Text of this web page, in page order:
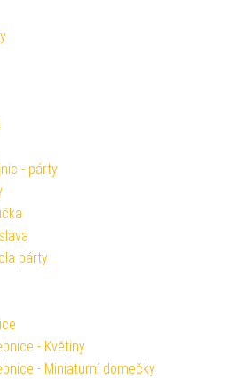
- párty
párty
- Květiny
- Miniaturní domečky